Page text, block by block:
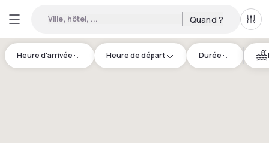
Ville, hôtel, ... Quand ?
Heure d'arrivée Heure de départ Durée